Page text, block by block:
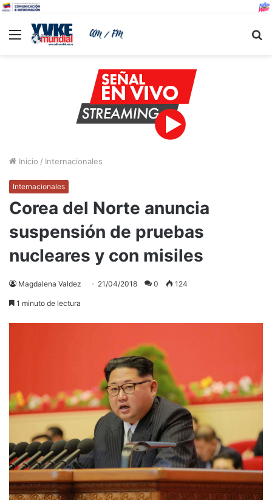
Menu
Inicio / Internacionales
Internacionales
Corea del Norte anuncia
suspensión de pruebas
nucleares y con misiles
Magdalena Valdez 21/04/2018 0 124
1 minuto de lectura